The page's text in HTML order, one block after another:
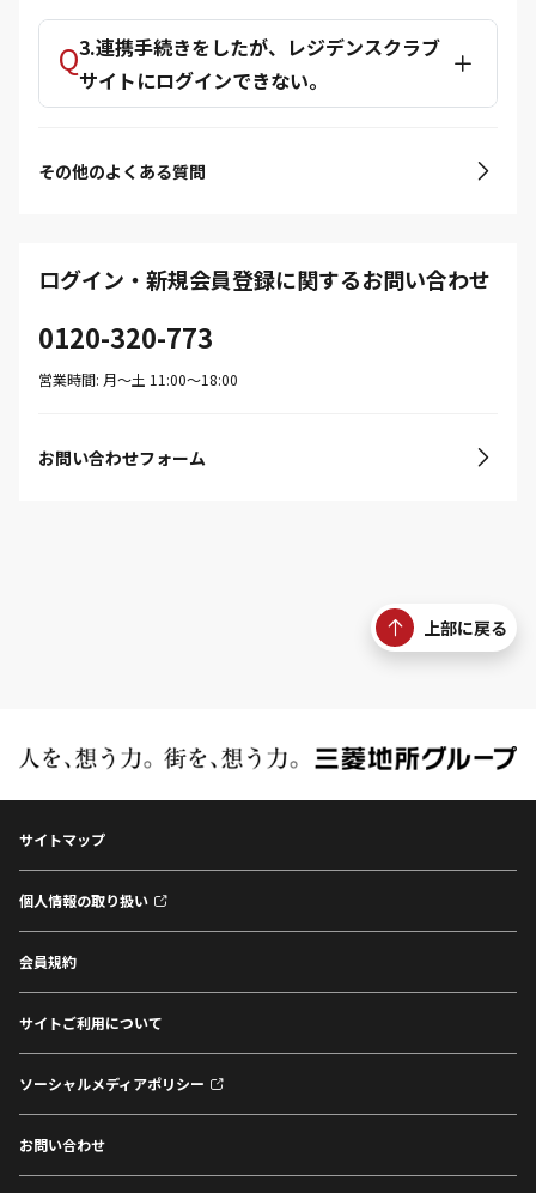
3.連携手続きをしたが、レジデンスクラブ
サイトにログインできない。
その他のよくある質問
ログイン・新規会員登録に関するお問い合わせ
0120-320-773
営業時間: 月〜土 11:00〜18:00
お問い合わせフォーム
上部に戻る
サイトマップ
個人情報の取り扱い
会員規約
サイトご利用について
ソーシャルメディアポリシー
お問い合わせ